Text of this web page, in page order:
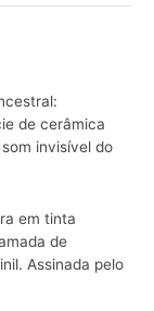
de cerâmica
invisível do
em tinta
de
Assinada pelo